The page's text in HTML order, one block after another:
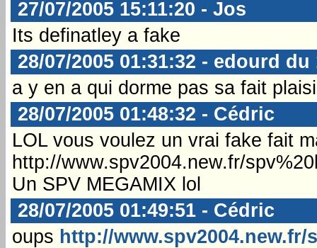
27/07/2005 15:11:20 - Jos
Its definatley a fake
28/07/2005 01:31:32 - edourd du
a y en a qui dorme pas sa fait
28/07/2005 01:48:32 - Cédric
LOL vous voulez un vrai fake fait
http://www.spv2004.new.fr/
Un SPV MEGAMIX lol
28/07/2005 01:49:51 - Cédric
oups http://www.spv2004.new.fr/